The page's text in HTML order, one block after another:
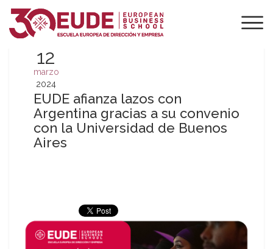
12
marzo
2024
EUDE afianza lazos con
Argentina gracias a su convenio
con la Universidad de Buenos
Aires